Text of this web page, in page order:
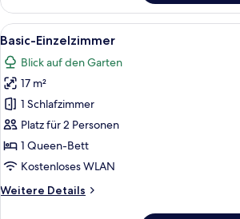
Doppelzimmer
Alle
Fotos
für
Basic-
Einzelzimmer
anzeigen
Ein
13
Basic-Einzelzimmer
Blick auf den Garten
17 m²
1 Schlafzimmer
Platz für 2 Personen
1 Queen-Bett
Kostenloses WLAN
Weitere Details
Weitere